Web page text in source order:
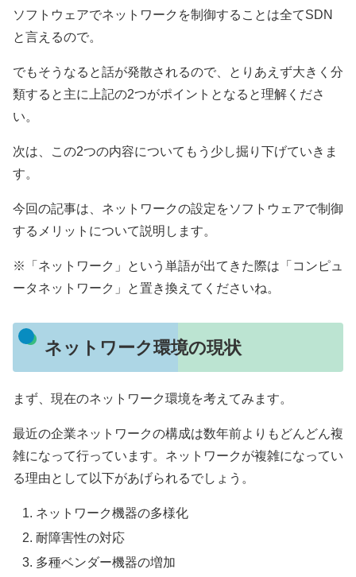
ソフトウェアでネットワークを制御することは全てSDN
と言えるので。
でもそうなると話が発散されるので、とりあえず大きく分
類すると主に上記の2つがポイントとなると理解くださ
い。
次は、この2つの内容についてもう少し掘り下げていきま
す。
今回の記事は、ネットワークの設定をソフトウェアで制御
するメリットについて説明します。
※「ネットワーク」という単語が出てきた際は「コンピュ
ータネットワーク」と置き換えてくださいね。
ネットワーク環境の現状
まず、現在のネットワーク環境を考えてみます。
最近の企業ネットワークの構成は数年前よりもどんどん複
雑になって行っています。ネットワークが複雑になってい
る理由として以下があげられるでしょう。
ネットワーク機器の多様化
耐障害性の対応
多種ベンダー機器の増加